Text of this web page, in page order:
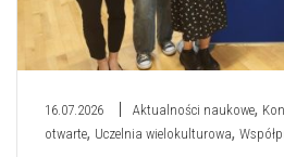
16.07.2026 Aktualności naukowe,
otwarte, Uczelnia wielokulturowa,